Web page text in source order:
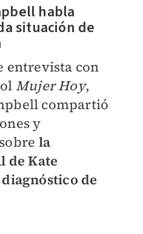
habla
situación de
entrevista con
Mujer Hoy,
compartió
y
la
de Kate
de